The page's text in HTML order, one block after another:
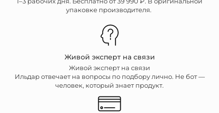
упаковке производителя.
Живой эксперт на связи
Живой эксперт на связи
Ильдар отвечает на вопросы по подбору лично. Не бот —
человек, который знает продукт.